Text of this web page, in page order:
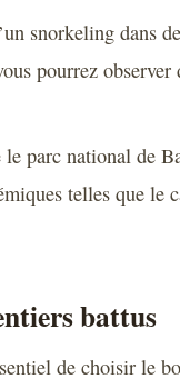
snorkeling dans
pourrez observer
parc national de
telles que le
battus
de choisir le